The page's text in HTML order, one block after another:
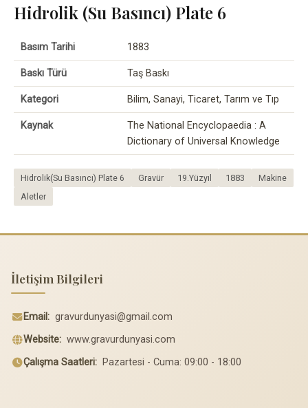
Hidrolik (Su Basıncı) Plate 6
Basım Tarihi 1883
Baskı Türü Taş Baskı
Kategori Bilim, Sanayi, Ticaret, Tarım ve Tıp
Kaynak
The National Encyclopaedia : A
Dictionary of Universal Knowledge
Hidrolik(Su Basıncı) Plate 6 Gravür 19.Yüzyıl 1883
Makine
Aletler
İletişim Bilgileri
Email: gravurdunyasi@gmail.com
Website: www.gravurdunyasi.com
Çalışma Saatleri: Pazartesi - Cuma: 09:00 - 18:00